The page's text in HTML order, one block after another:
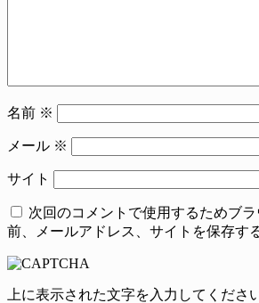
名前 ※
メール ※
サイト
次回のコメントで使用するためブ
前、メールアドレス、サイトを保存する
上に表示された文字を入力してくださ